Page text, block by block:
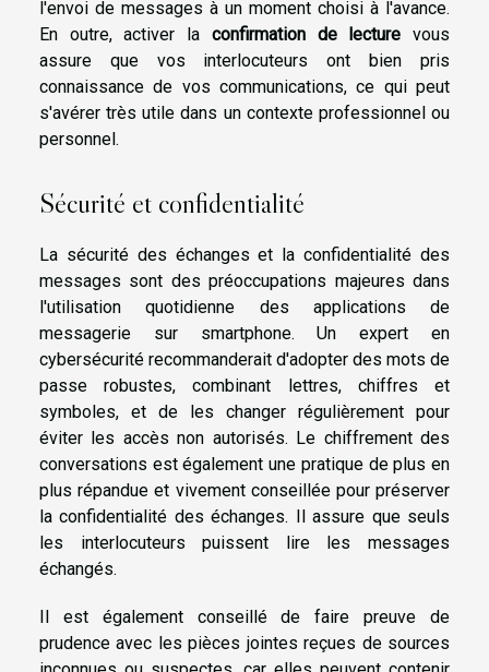
l'envoi de messages à un moment choisi à l'avance.
En outre, activer la confirmation de lecture vous
assure que vos interlocuteurs ont bien pris
connaissance de vos communications, ce qui peut
s'avérer très utile dans un contexte professionnel ou
personnel.
Sécurité et confidentialité
La sécurité des échanges et la confidentialité des
messages sont des préoccupations majeures dans
l'utilisation quotidienne des applications de
messagerie sur smartphone. Un expert en
cybersécurité recommanderait d'adopter des mots de
passe robustes, combinant lettres, chiffres et
symboles, et de les changer régulièrement pour
éviter les accès non autorisés. Le chiffrement des
conversations est également une pratique de plus en
plus répandue et vivement conseillée pour préserver
la confidentialité des échanges. Il assure que seuls
les interlocuteurs puissent lire les messages
échangés.
Il est également conseillé de faire preuve de
prudence avec les pièces jointes reçues de sources